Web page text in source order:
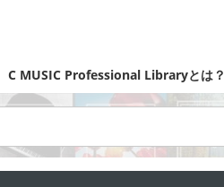
C MUSIC Professional Libraryとは？